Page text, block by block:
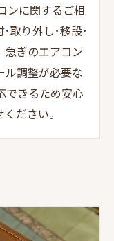
ンに関するご相
取り外し･移設･
急ぎのエアコン
ル調整が必要な
できるため安心
ださい。